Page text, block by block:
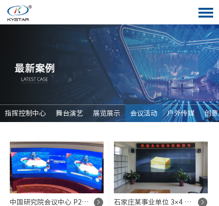
指挥控制中心 舞台演艺 展览展示 会议活动 户外传媒 创
中国研究院会议中心 P2.5 可分屏 LED 显示屏控制系统项目 石家庄某事业单位 3×4 拼接屏 LED 显示屏控制系统项目